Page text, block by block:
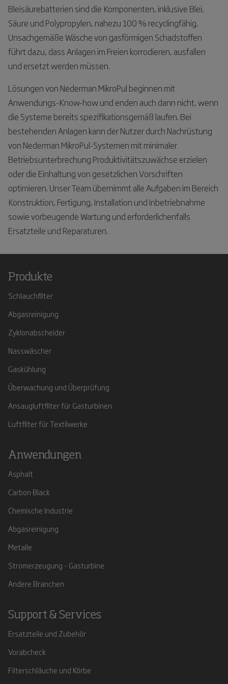
Bleisäurebatterien sind die Komponenten, inklusive Blei,
Säure und Polypropylen, nahezu 100 % recyclingfähig.
Unsachgemäße Wäsche von gasförmigen Schadstoffen
führt dazu, dass Anlagen im Freien korrodieren, ausfallen
und ersetzt werden müssen.
Lösungen von Nederman MikroPul beginnen mit
Anwendungs-Know-how und enden auch dann nicht, wenn
die Systeme bereits spezifikationsgemäß laufen. Bei
bestehenden Anlagen kann der Nutzer durch Nachrüstung
von Nederman MikroPul-Systemen mit minimaler
Betriebsunterbrechung Produktivitätszuwächse erzielen
oder die Einhaltung von gesetzlichen Vorschriften
optimieren. Unser Team übernimmt alle Aufgaben im Bereich
Konstruktion, Fertigung, Installation und Inbetriebnahme
sowie vorbeugende Wartung und erforderlichenfalls
Ersatzteile und Reparaturen.
Produkte
Schlauchfilter
Abgasreinigung
Zyklonabscheider
Nasswäscher
Gaskühlung
Überwachung und Überprüfung
Ansaugluftfilter für Gasturbinen
Luftfilter für Textilwerke
Anwendungen
Asphalt
Carbon Black
Chemische Industrie
Abgasreinigung
Metalle
Stromerzeugung - Gasturbine
Andere Branchen
Support & Services
Ersatzteile und Zubehör
Vorabcheck
Filterschläuche und Körbe